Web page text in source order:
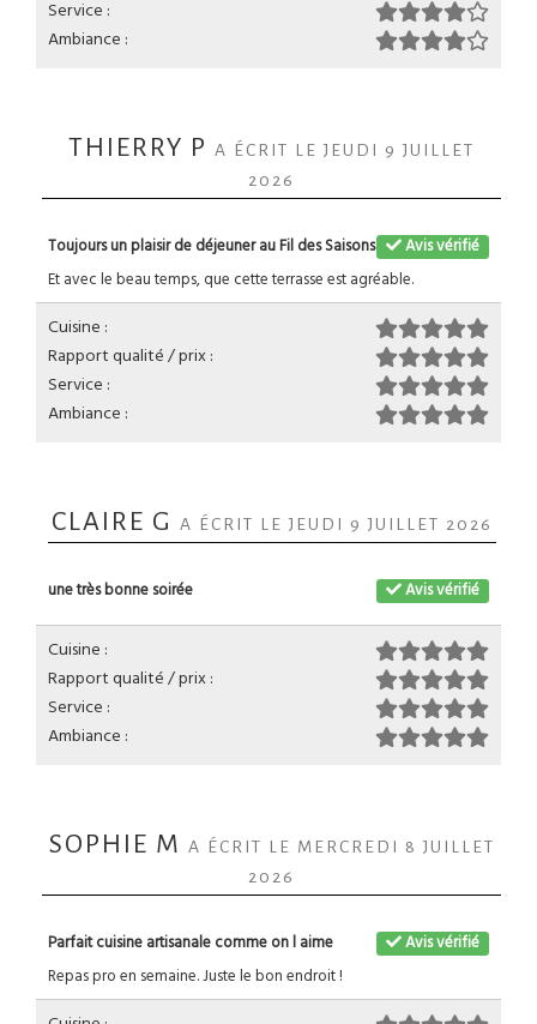
Service :
Ambiance :
THIERRY P A ÉCRIT LE JEUDI 9 JUILLET
2026
Avis vérifié
Toujours un plaisir de déjeuner au Fil des Saisons
Et avec le beau temps, que cette terrasse est agréable.
Cuisine :
Rapport qualité / prix :
Service :
Ambiance :
CLAIRE G A ÉCRIT LE JEUDI 9 JUILLET 2026
Avis vérifié
une très bonne soirée
Cuisine :
Rapport qualité / prix :
Service :
Ambiance :
SOPHIE M A ÉCRIT LE MERCREDI 8 JUILLET
2026
Avis vérifié
Parfait cuisine artisanale comme on l aime
Repas pro en semaine. Juste le bon endroit !